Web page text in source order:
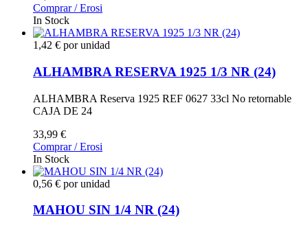
Comprar / Erosi
In Stock
1,42 € por unidad
ALHAMBRA RESERVA 1925 1/3 NR (24)
ALHAMBRA Reserva 1925 REF 0627 33cl No retornable
CAJA DE 24
33,99 €
Comprar / Erosi
In Stock
0,56 € por unidad
MAHOU SIN 1/4 NR (24)